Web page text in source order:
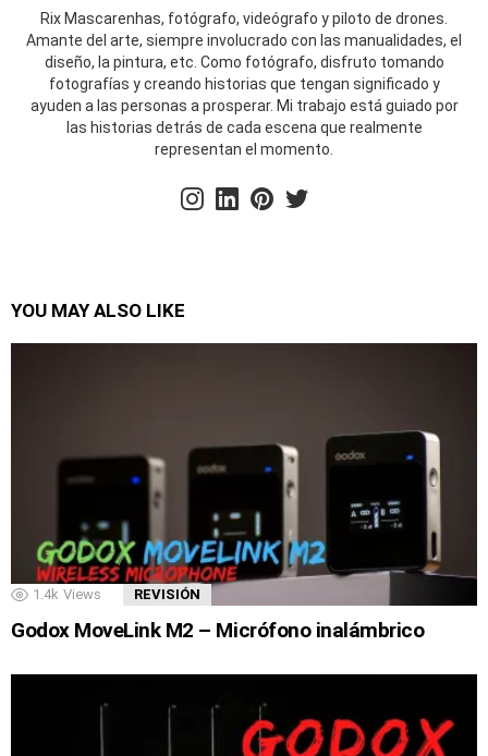
Rix Mascarenhas, fotógrafo, videógrafo y piloto de drones.
Amante del arte, siempre involucrado con las manualidades, el
diseño, la pintura, etc. Como fotógrafo, disfruto tomando
fotografías y creando historias que tengan significado y
ayuden a las personas a prosperar. Mi trabajo está guiado por
las historias detrás de cada escena que realmente
representan el momento.
YOU MAY ALSO LIKE
1.4k Views REVISIÓN
Godox MoveLink M2 – Micrófono inalámbrico